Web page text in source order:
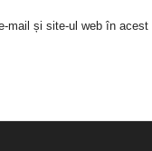
mail și site-ul web în